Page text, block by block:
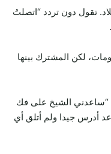
تقول دون تردد “اتصلتُ
لكن المشترك بينها
“ساعدني الشيخ على فك
أدرس جيدا ولم أتلق أي